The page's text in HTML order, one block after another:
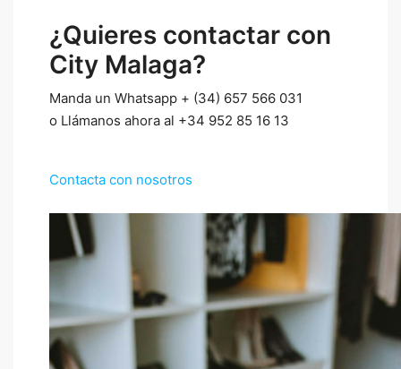
¿Quieres contactar con
City Malaga?
Manda un Whatsapp + (34) 657 566 031
o Llámanos ahora al +34 952 85 16 13
Contacta con nosotros